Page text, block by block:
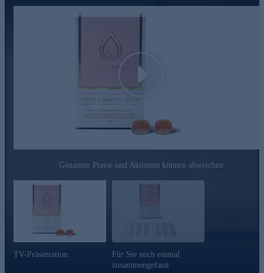
Genannte Preise und Aktionen können abweichen
TV-Präsentation
Für Sie noch einmal
zusammengefasst